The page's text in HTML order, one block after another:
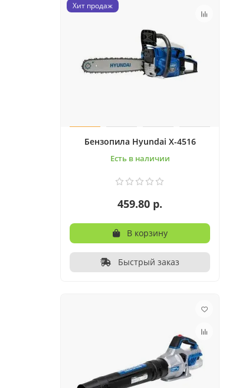
Хит продаж
Бензопила Hyundai X-4516
Есть в наличии
459.80 р.
В корзину
Быстрый заказ